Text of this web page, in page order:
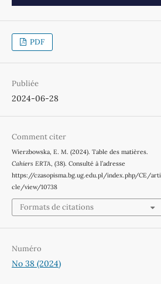
PDF
Publiée
2024-06-28
Comment citer
Wierzbowska, E. M. (2024). Table des matières.
Cahiers ERTA , (38). Consulté à l’adresse
https://czasopisma.bg.ug.edu.pl/index.php/CE/arti
cle/view/10738
Formats de citations
Numéro
No 38 (2024)